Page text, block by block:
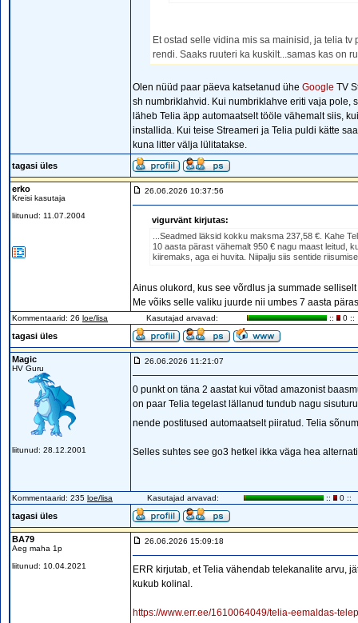
Et ostad selle vidina mis sa mainisid, ja telia
rendi. Saaks ruuteri ka kuskilt...samas kas on
Olen nüüd paar päeva katsetanud ühe Google TV
sh numbriklahvid. Kui numbriklahve eriti vaja pole,
läheb Telia äpp automaatselt tööle vähemalt siis,
installida. Kui teise Streameri ja Telia puldi kätte
kuna litter välja lülitatakse.
tagasi üles
erko
Kreisi kasutaja
liitunud: 11.07.2004
26.06.2026 10:37:56
vigurvänt kirjutas:
...Seadmed läksid kokku maksma 237,58 €. Kahe
10 aasta pärast vähemalt 950 € nagu maast leitud,
kiiremaks, aga ei huvita. Niipalju siis sentide
Ainus olukord, kus see võrdlus ja summade
Me võiks selle valiku juurde nii umbes 7 aasta
Kommentaarid: 26 loe/lisa Kasutajad arvavad: :: 0 ::
tagasi üles
Magic
HV Guru
liitunud: 28.12.2001
26.06.2026 11:21:07
0 punkt on täna 2 aastat kui võtad amazonist
on paar Telia tegelast lällanud tundub nagu
nende postitused automaatselt piiratud. Telia
Selles suhtes see go3 hetkel ikka väga hea
Kommentaarid: 235 loe/lisa Kasutajad arvavad: :: 0 ::
tagasi üles
BA79
Aeg maha 1p
liitunud: 10.04.2021
26.06.2026 15:09:18
ERR kirjutab, et Telia vähendab telekanalite arvu,
kukub kolinal.
https://www.err.ee/1610064049/telia-eemaldas-